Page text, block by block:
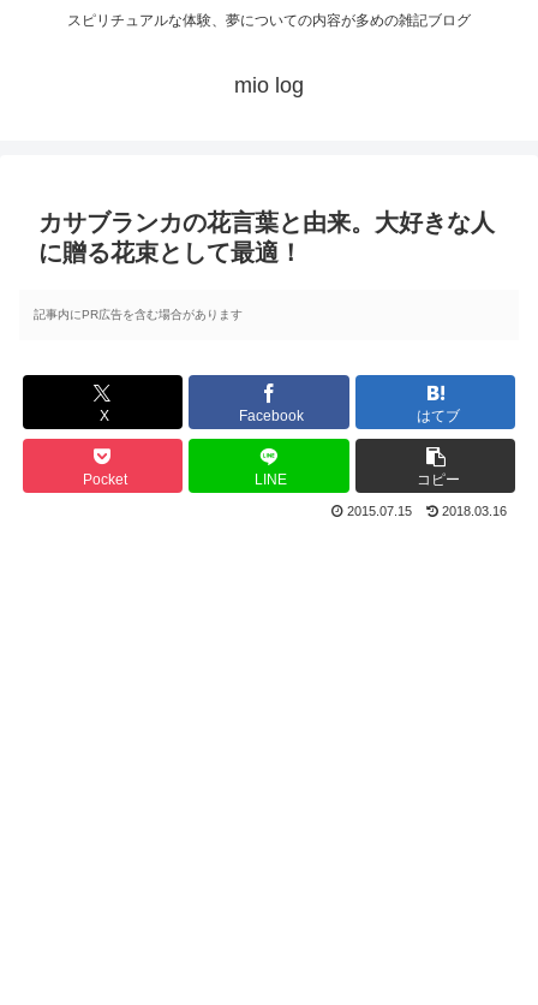
スピリチュアルな体験、夢についての内容が多めの雑記ブログ
mio log
カサブランカの花言葉と由来。大好きな人
に贈る花束として最適！
記事内にPR広告を含む場合があります
X Facebook はてブ
Pocket LINE コピー
2015.07.15 2018.03.16